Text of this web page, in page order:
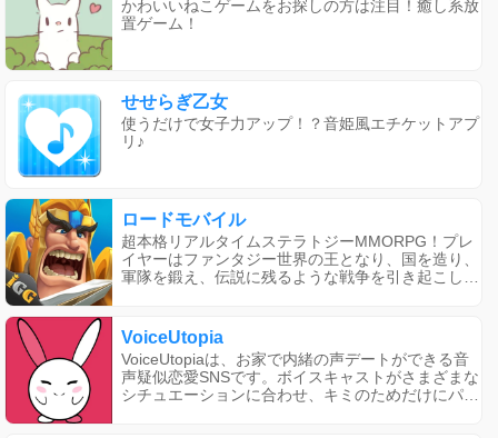
かわいいねこゲームをお探しの方は注目！癒し系放
置ゲーム！
せせらぎ乙女
使うだけで女子力アップ！？音姫風エチケットアプ
リ♪
ロードモバイル
超本格リアルタイムステラトジーMMORPG！プレ
イヤーはファンタジー世界の王となり、国を造り、
軍隊を鍛え、伝説に残るような戦争を引き起こし、
VoiceUtopia
VoiceUtopiaは、お家で内緒の声デートができる音
声疑似恋愛SNSです。ボイスキャストがさまざまな
シチュエーションに合わせ、キミのためだけにパー